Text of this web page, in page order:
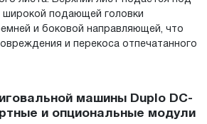
подающей головки
и боковой направляющей, что
и перекоса отпечатанного
машины Duplo DC-
и опциональные модули